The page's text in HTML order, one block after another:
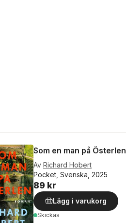
Som en man på Österlen
Av Richard Hobert
Pocket, Svenska, 2025
89 kr
Lägg i varukorg
Skickas